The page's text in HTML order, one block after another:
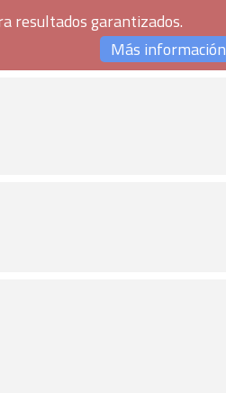
resultados garantizados.
Más información